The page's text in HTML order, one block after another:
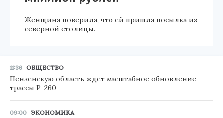
Женщина поверила, что ей пришла посылка из
северной столицы.
11:36 ОБЩЕСТВО
Пензенскую область ждет масштабное обновление
трассы Р-260
09:00 ЭКОНОМИКА